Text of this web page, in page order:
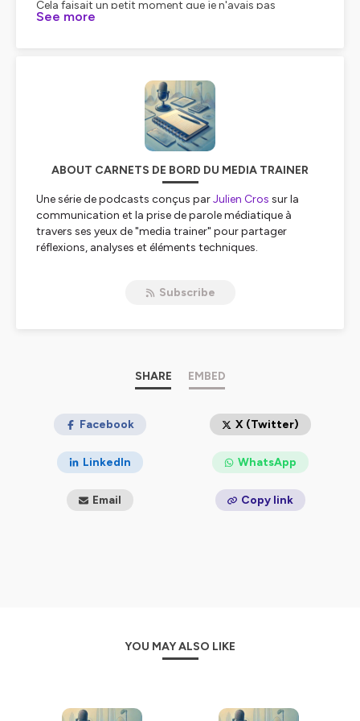
See more
ABOUT CARNETS DE BORD DU MEDIA TRAINER
Une série de podcasts conçus parJulien Cros sur la
communication et la prise de parole médiatique à
travers ses yeux de "media trainer" pour partager
réflexions, analyses et éléments techniques.
pour plus d'informations.
Subscribe
SHARE EMBED
Facebook X (Twitter)
LinkedIn WhatsApp
Email Copy link
YOU MAY ALSO LIKE